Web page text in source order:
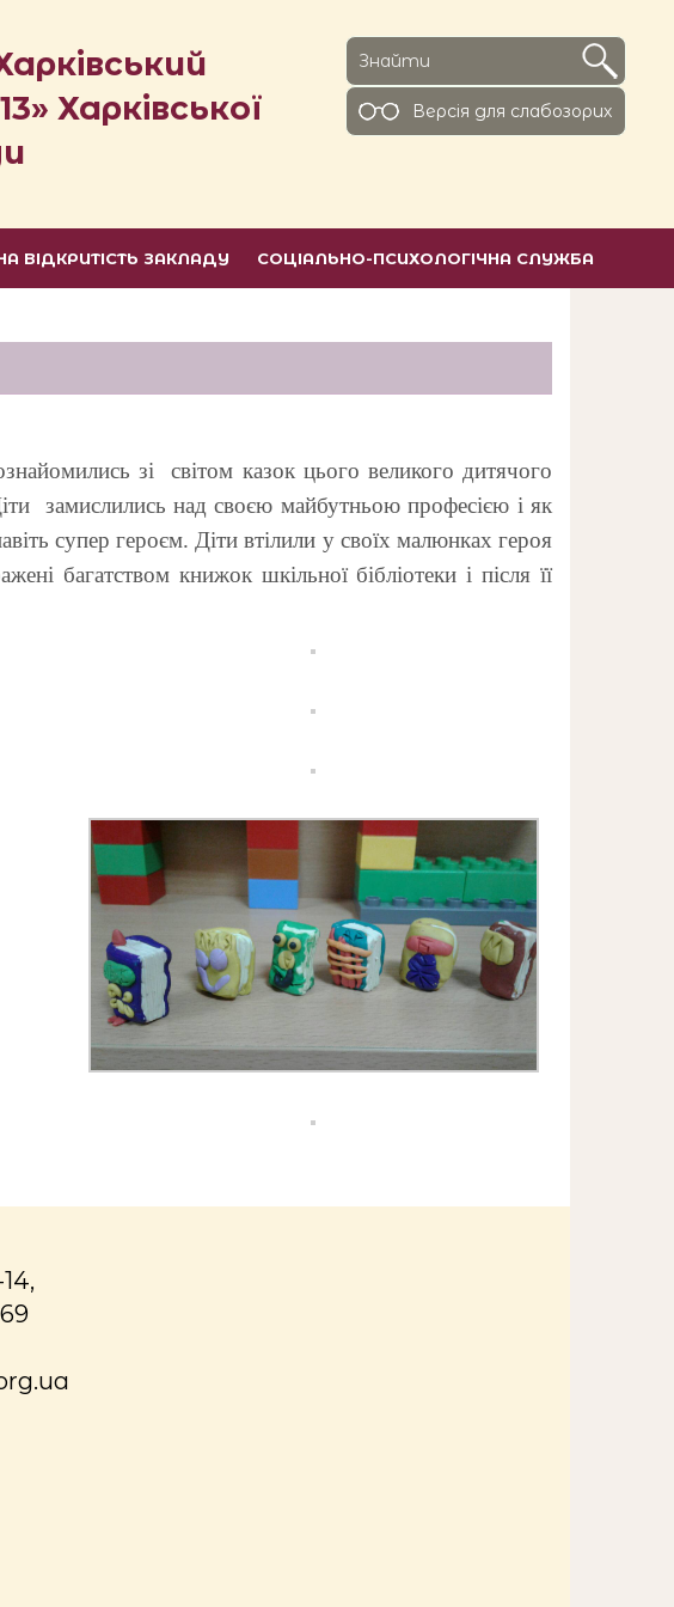
Харківської
Версiя для слабозорих
ВІДКРИТІСТЬ ЗАКЛАДУ СОЦІАЛЬНО-ПСИХОЛОГІЧНА СЛУЖБА
зі світом казок цього великого дитячого
замислились над своєю майбутньою професією і як
супер героєм. Діти втілили у своїх малюнках героя
багатством книжок шкільної бібліотеки і після її